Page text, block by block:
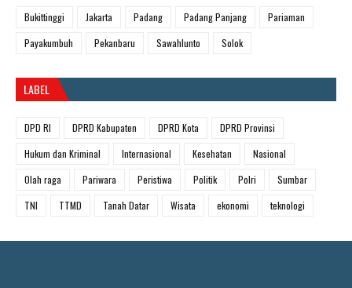
Bukittinggi Jakarta Padang Padang Panjang
Pariaman
Payakumbuh
Pekanbaru Sawahlunto Solok
LABEL
DPD RI DPRD Kabupaten DPRD Kota
DPRD Provinsi
Hukum dan Kriminal
Internasional Kesehatan
Nasional
Olah raga
Pariwara Peristiwa Politik Polri
Sumbar
TNI
TTMD Tanah Datar Wisata ekonomi teknologi